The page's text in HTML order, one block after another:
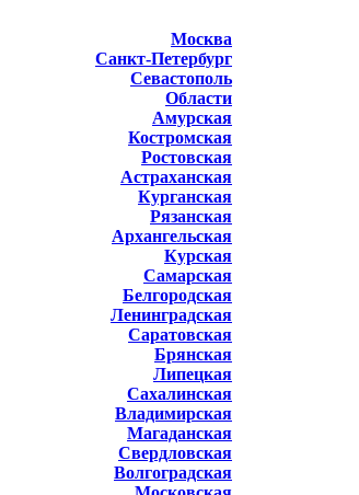
Москва
Санкт-Петербург
Севастополь
Области
Амурская
Костромская
Ростовская
Астраханская
Курганская
Рязанская
Архангельская
Курская
Самарская
Белгородская
Ленинградская
Саратовская
Брянская
Липецкая
Сахалинская
Владимирская
Магаданская
Свердловская
Волгоградская